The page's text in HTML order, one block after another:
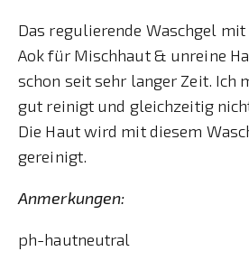
Das regulierende Waschgel mit
Aok für Mischhaut & unreine
schon seit sehr langer Zeit. Ich
gut reinigt und gleichzeitig
Die Haut wird mit diesem
gereinigt.
Anmerkungen:
ph-hautneutral